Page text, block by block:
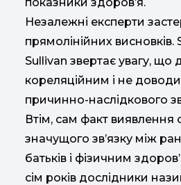
Незалежні експерти
прямолінійних висновків.
Sullivan звертає увагу, що
кореляційним і не
причинно-наслідкового
Втім, сам факт виявлення
значущого зв’язку між
батьків і фізичним
сім років дослідники